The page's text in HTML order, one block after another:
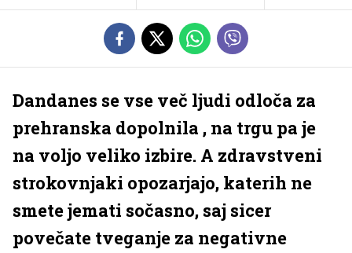
Dandanes se vse več ljudi odloča za
prehranska dopolnila , na trgu pa je
na voljo veliko izbire. A zdravstveni
strokovnjaki opozarjajo, katerih ne
smete jemati sočasno, saj sicer
povečate tveganje za negativne